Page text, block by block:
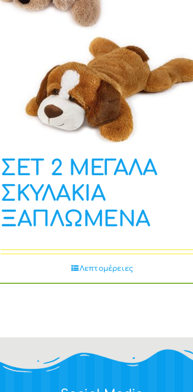
ΣΕΤ 2 ΜΕΓΑΛΑ
ΣΚΥΛΑΚΙΑ
ΞΑΠΛΩΜΕΝΑ
Λεπτομέρειες